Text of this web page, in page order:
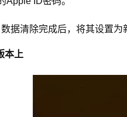
据清除完成后，将其设置为
本上